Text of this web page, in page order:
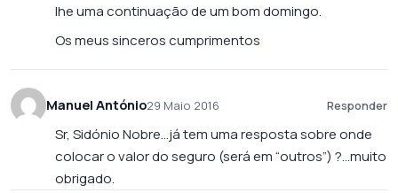
lhe uma continuação de um bom domingo.
Os meus sinceros cumprimentos
Manuel António29 Maio 2016 Responder
Sr, Sidónio Nobre…já tem uma resposta sobre onde
colocar o valor do seguro (será em “outros”) ?…muito
obrigado.